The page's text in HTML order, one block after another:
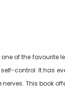
of the favourite
control. It has
This book